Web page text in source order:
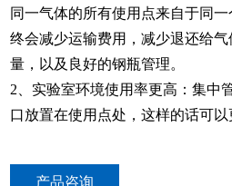
同一气体的所有使用点来自于同
终会减少运输费用，减少退还给
量，以及良好的钢瓶管理。
2、实验室环境使用率更高：集中
口放置在使用点处，这样的话可以
产品咨询